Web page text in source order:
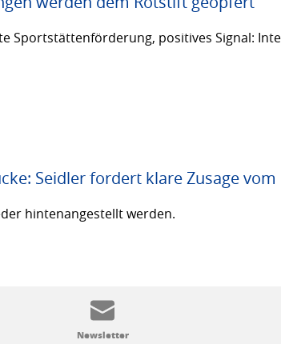
Sportstättenförderung, positives Signal:
Seidler fordert klare Zusage vom
hintenangestellt werden.